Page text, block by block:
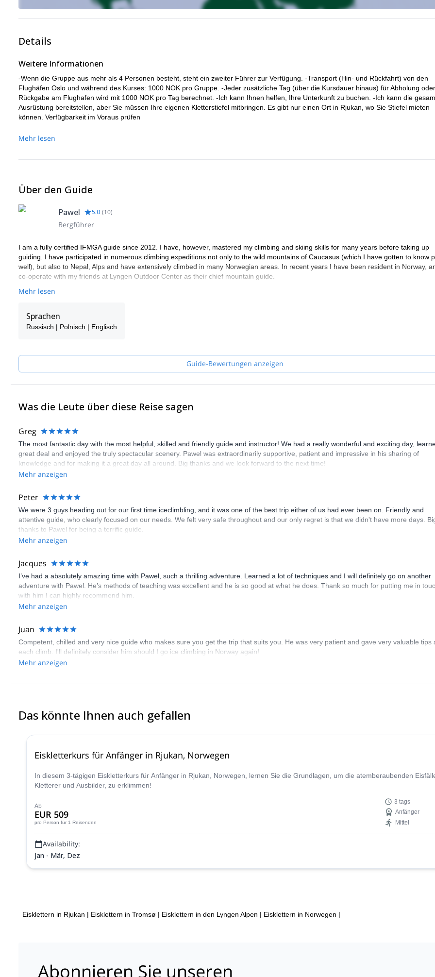
Details
Weitere Informationen
-Wenn die Gruppe aus mehr als 4 Personen besteht, steht ein zweiter Führer zur Verfügung. -Transport (Hin- und Rückfahrt) von den
Flughäfen Oslo und während des Kurses: 1000 NOK pro Gruppe. -Jeder zusätzliche Tag (über die Kursdauer hinaus) für Abholung oder
Rückgabe am Flughafen wird mit 1000 NOK pro Tag berechnet. -Ich kann Ihnen helfen, Ihre Unterkunft zu buchen. -Ich kann die
Ausrüstung bereitstellen, aber Sie müssen Ihre eigenen Kletterstiefel mitbringen. Es gibt nur einen Ort in Rjukan, wo Sie Stiefel mieten
können. Verfügbarkeit im Voraus prüfen
Mehr lesen
Über den Guide
Pawel 5.0 (10)
Bergführer
I am a fully certified IFMGA guide since 2012. I have, however, mastered my climbing and skiing skills for many years before taking up
guiding. I have participated in numerous climbing expeditions not only to the wild mountains of Caucasus (which I have gotten to know
well), but also to Nepal, Alps and have extensively climbed in many Norwegian areas. In recent years I have been resident in Norway,
co-operate with my friends at Lyngen Outdoor Center as their chief mountain guide.
Mehr lesen
Sprachen
Russisch | Polnisch | Englisch
Guide-Bewertungen anzeigen
Was die Leute über diese Reise sagen
Greg
The most fantastic day with the most helpful, skilled and friendly guide and instructor! We had a really wonderful and exciting day,
great deal and enjoyed the truly spectacular scenery. Pawel was extraordinarily supportive, patient and impressive in his sharing of
knowledge and for making it a great day all around. Big thanks and we look forward to the next time!
Mehr anzeigen
Peter
We were 3 guys heading out for our first time iceclimbling, and it was one of the best trip either of us had ever been on. Friendly and
attentive guide, who clearly focused on our needs. We felt very safe throughout and our only regret is that we didn't have more days.
thanks to Pawel for being a terrific guide.
Mehr anzeigen
Jacques
I’ve had a absolutely amazing time with Pawel, such a thrilling adventure. Learned a lot of techniques and I will definitely go on another
adventure with Pawel. He’s methods of teaching was excellent and he is so good at what he does. Thank so much for putting me in
with him I can highly recommend him.
Mehr anzeigen
Juan
Competent, chilled and very nice guide who makes sure you get the trip that suits you. He was very patient and gave very valuable tips
each climb. I'll definitely consider him should I go ice climbing in Norway again!
Mehr anzeigen
Das könnte Ihnen auch gefallen
Eiskletterkurs für Anfänger in Rjukan, Norwegen
In diesem 3-tägigen Eiskletterkurs für Anfänger in Rjukan, Norwegen, lernen Sie die Grundlagen, um die atemberaubenden
Kletterer und Ausbilder, zu erklimmen!
Ab
EUR 509
pro Person für 1 Reisenden
3 tags
Anfänger
Mittel
Availability:
Jan - Mär, Dez
Eisklettern in Rjukan | Eisklettern in Tromsø | Eisklettern in den Lyngen Alpen | Eisklettern in Norwegen |
Abonnieren Sie unseren